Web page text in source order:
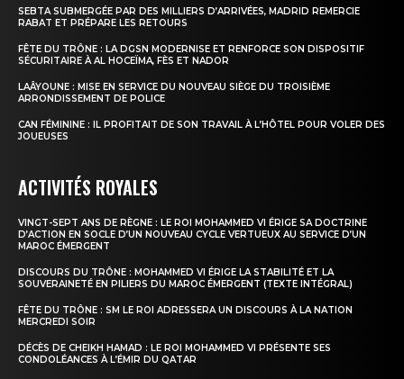
SEBTA SUBMERGÉE PAR DES MILLIERS D’ARRIVÉES, MADRID REMERCIE
RABAT ET PRÉPARE LES RETOURS
FÊTE DU TRÔNE : LA DGSN MODERNISE ET RENFORCE SON DISPOSITIF
SÉCURITAIRE À AL HOCEÏMA, FÈS ET NADOR
LAÂYOUNE : MISE EN SERVICE DU NOUVEAU SIÈGE DU TROISIÈME
ARRONDISSEMENT DE POLICE
CAN FÉMININE : IL PROFITAIT DE SON TRAVAIL À L’HÔTEL POUR VOLER DES
JOUEUSES
ACTIVITÉS ROYALES
VINGT-SEPT ANS DE RÈGNE : LE ROI MOHAMMED VI ÉRIGE SA DOCTRINE
D’ACTION EN SOCLE D’UN NOUVEAU CYCLE VERTUEUX AU SERVICE D’UN
MAROC ÉMERGENT
DISCOURS DU TRÔNE : MOHAMMED VI ÉRIGE LA STABILITÉ ET LA
SOUVERAINETÉ EN PILIERS DU MAROC ÉMERGENT (TEXTE INTÉGRAL)
FÊTE DU TRÔNE : SM LE ROI ADRESSERA UN DISCOURS À LA NATION
MERCREDI SOIR
DÉCÈS DE CHEIKH HAMAD : LE ROI MOHAMMED VI PRÉSENTE SES
CONDOLÉANCES À L’ÉMIR DU QATAR